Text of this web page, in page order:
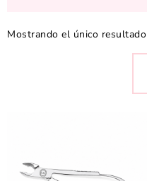
Mostrando el único resultado